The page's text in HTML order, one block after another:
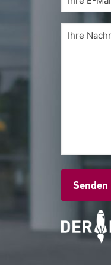
Alternative: